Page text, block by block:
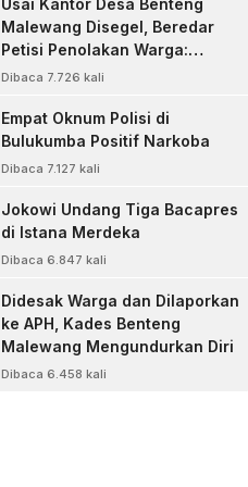
Usai Kantor Desa Benteng
Malewang Disegel, Beredar
Petisi Penolakan Warga:
Sekretaris Hingga BPD Turut
Dibaca 7.726 kali
Empat Oknum Polisi di
Bulukumba Positif Narkoba
Dibaca 7.127 kali
Jokowi Undang Tiga Bacapres
di Istana Merdeka
Dibaca 6.847 kali
Didesak Warga dan Dilaporkan
ke APH, Kades Benteng
Malewang Mengundurkan Diri
Dibaca 6.458 kali